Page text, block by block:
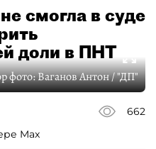
смогла в суде
доли в ПНТ
фото:Ваганов Антон / "ДП"
662
Max